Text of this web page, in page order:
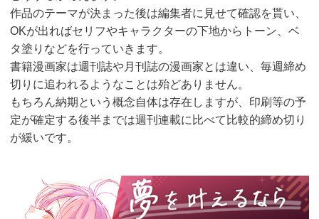
作品のテーマが決まった後は編集者に見せて確認を貰い、
OKが出ればセリフやキャラクターの下地からトーン、ベ
タ塗りなどを行っていきます。
書籍漫画家は週刊誌や月刊誌の漫画家とは違い、毎週締め
切りに追われるようなことは殆どありません。
もちろん納期という概念自体は存在しますが、印刷等の予
定が確定する後半までは週刊連載に比べて比較的締め切り
が緩いです。